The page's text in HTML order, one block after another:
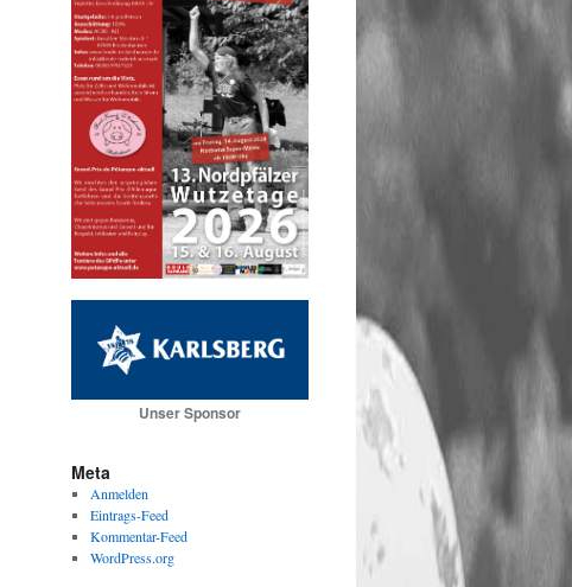
Unser Sponsor
Meta
Anmelden
Eintrags-Feed
Kommentar-Feed
WordPress.org